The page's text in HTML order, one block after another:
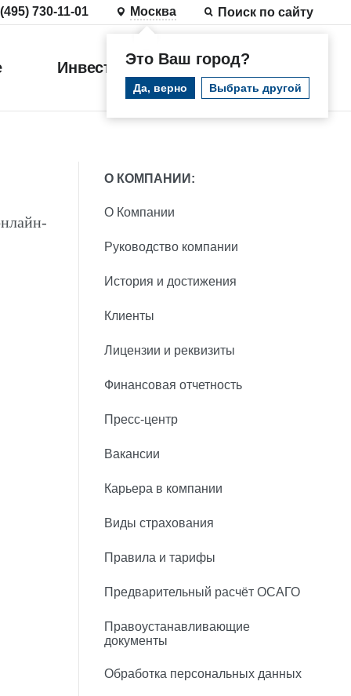
730-11-01 Москва
Это Ваш город?
Да, верно Выбрать другой
Поиск по сайту
Инвестиции
О КОМПАНИИ:
О Компании
Руководство компании
История и достижения
Клиенты
Лицензии и реквизиты
Финансовая отчетность
Пресс-центр
Вакансии
Карьера в компании
Виды страхования
Правила и тарифы
Предварительный расчёт ОСАГО
Правоустанавливающие
документы
Обработка персональных данных